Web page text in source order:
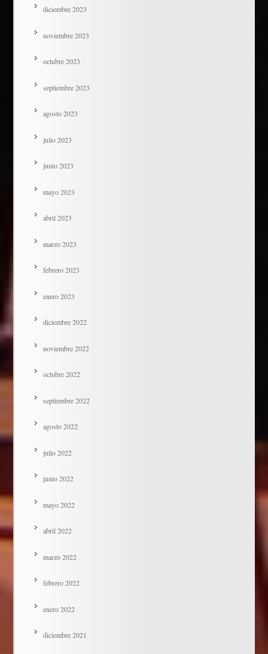
diciembre 2023
noviembre 2023
octubre 2023
septiembre 2023
agosto 2023
julio 2023
junio 2023
mayo 2023
abril 2023
marzo 2023
febrero 2023
enero 2023
diciembre 2022
noviembre 2022
octubre 2022
septiembre 2022
agosto 2022
julio 2022
junio 2022
mayo 2022
abril 2022
marzo 2022
febrero 2022
enero 2022
diciembre 2021